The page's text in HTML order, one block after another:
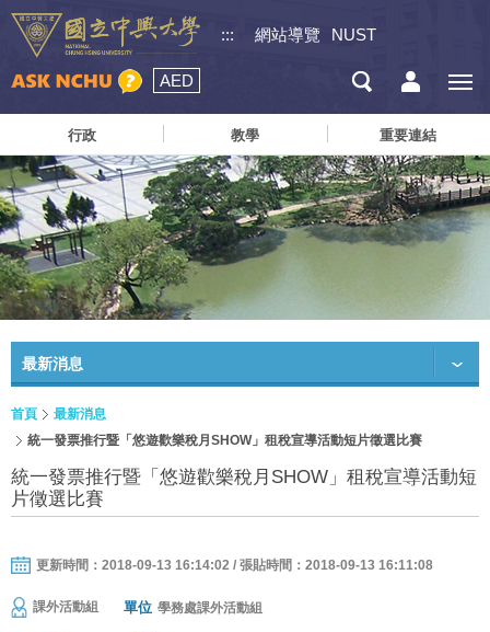
::: 網站導覽 NUST
AED
行政 教學 重要連結
最新消息
首頁
最新消息
統一發票推行暨「悠遊歡樂稅月SHOW」租稅宣導活動短片徵選比賽
統一發票推行暨「悠遊歡樂稅月SHOW」租稅宣導活動短
片徵選比賽
更新時間：2018-09-13 16:14:02 / 張貼時間：2018-09-13 16:11:08
課外活動組 單位 學務處課外活動組